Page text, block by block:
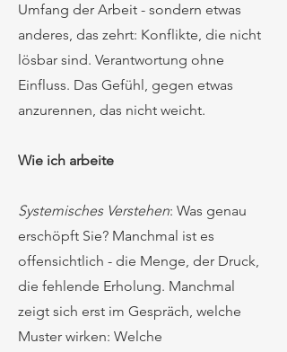
Umfang der Arbeit - sondern etwas
anderes, das zehrt: Konflikte, die nicht
lösbar sind. Verantwortung ohne
Einfluss. Das Gefühl, gegen etwas
anzurennen, das nicht weicht.
Wie ich arbeite
Systemisches Verstehen: Was genau
erschöpft Sie? Manchmal ist es
offensichtlich - die Menge, der Druck,
die fehlende Erholung. Manchmal
zeigt sich erst im Gespräch, welche
Muster wirken: Welche